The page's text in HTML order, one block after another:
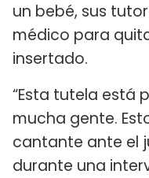
un bebé, sus
médico para
insertado.
“Esta tutela está
mucha gente.
cantante ante el
durante una